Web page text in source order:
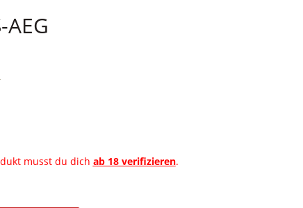
musst du dich ab 18 verifizieren.